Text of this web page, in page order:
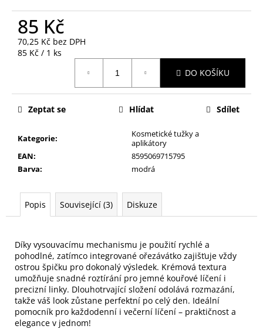
85 Kč
70,25 Kč bez DPH
Měrná
85 Kč / 1 ks
DO KOŠÍKU
Kategorie:
Kosmetické tužky a
aplikátory
EAN:
8595069715795
Barva: modrá
Zeptat se Hlídat Sdílet
Popis Související (3) Diskuze
Díky vysouvacímu mechanismu je použití rychlé a
pohodlné, zatímco integrované ořezávátko zajišťuje vždy
ostrou špičku pro dokonalý výsledek. Krémová textura
umožňuje snadné roztírání pro jemné kouřové líčení i
precizní linky. Dlouhotrvající složení odolává rozmazání,
takže váš look zůstane perfektní po celý den. Ideální
pomocník pro každodenní i večerní líčení – praktičnost a
elegance v jednom!
u
e
m
NALEPOVACÍ
ŘASY
SAMOLEPÍCÍ
V0035
Kč